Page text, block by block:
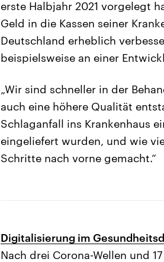
erste Halbjahr 2021 vorgelegt
Geld in die Kassen seiner
Deutschland erheblich
beispielsweise an einer
„Wir sind schneller in der
auch eine höhere Qualität
Schlaganfall ins Krankenhaus
eingeliefert wurden, und wie
Schritte nach vorne gemacht.“
Digitalisierung im
Nach drei Corona-Wellen und